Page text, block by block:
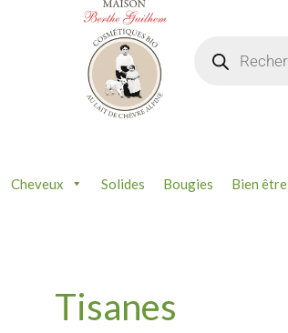
produits
Cheveux Solides Bougies Bien être
Tisanes